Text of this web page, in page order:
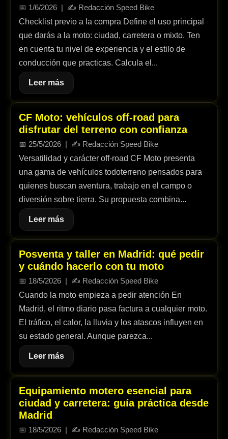
📅 1/6/2026 | ✍️ Redacción Speed Bike
Checklist previo a la compra Define el uso principal
que darás a la moto: ciudad, carretera o mixto. Ten
en cuenta tu nivel de experiencia y el estilo de
conducción que practicas. Calcula el...
Leer más
CF Moto: vehículos off-road para
disfrutar del terreno con confianza
📅 25/5/2026 | ✍️ Redacción Speed Bike
Versatilidad y carácter off-road CF Moto presenta
una gama de vehículos todoterreno pensados para
quienes buscan aventura, trabajo en el campo o
diversión sobre tierra. Su propuesta combina...
Leer más
Posventa y taller en Madrid: qué pedir
y cuándo hacerlo con tu moto
📅 18/5/2026 | ✍️ Redacción Speed Bike
Cuando la moto empieza a pedir atención En
Madrid, el ritmo diario pasa factura a cualquier moto.
El tráfico, el calor, la lluvia y los atascos influyen en
su estado general. Aunque parezca...
Leer más
Equipamiento motero esencial para
ciudad y carretera: guía práctica desde
Madrid
📅 18/5/2026 | ✍️ Redacción Speed Bike